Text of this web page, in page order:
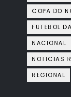
COPA DO
FUTEBOL
NACIONAL
NOTICIAS
REGIONAL